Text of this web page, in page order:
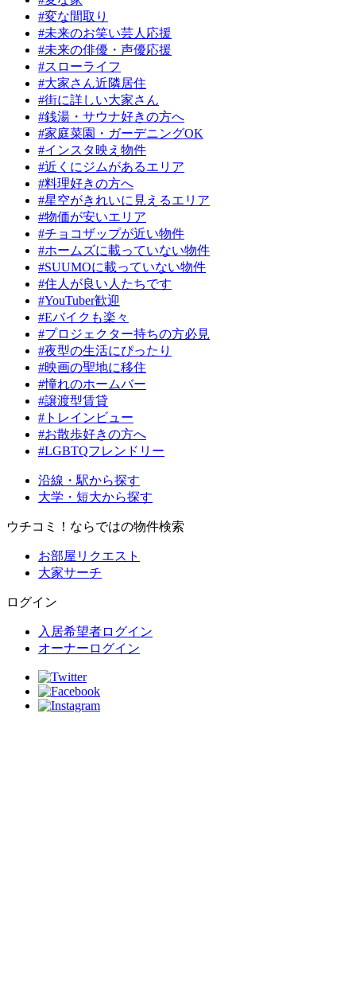
#変な間取り
#未来のお笑い芸人応援
#未来の俳優・声優応援
#スローライフ
#大家さん近隣居住
#街に詳しい大家さん
#銭湯・サウナ好きの方へ
#家庭菜園・ガーデニングOK
#インスタ映え物件
#近くにジムがあるエリア
#料理好きの方へ
#星空がきれいに見えるエリア
#物価が安いエリア
#チョコザップが近い物件
#ホームズに載っていない物件
#SUUMOに載っていない物件
#住人が良い人たちです
#YouTuber歓迎
#Eバイクも楽々
#プロジェクター持ちの方必見
#夜型の生活にぴったり
#映画の聖地に移住
#憧れのホームバー
#譲渡型賃貸
#トレインビュー
#お散歩好きの方へ
#LGBTQフレンドリー
沿線・駅から探す
大学・短大から探す
ウチコミ！ならではの物件検索
お部屋リクエスト
大家サーチ
ログイン
入居希望者ログイン
オーナーログイン